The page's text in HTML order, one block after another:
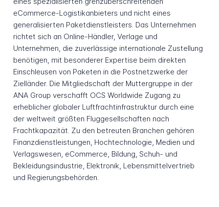
eCommerce-Logistikanbieters und nicht eines
generalisierten Paketdienstleisters. Das Unternehmen
richtet sich an Online-Händler, Verlage und
Unternehmen, die zuverlässige internationale Zustellung
benötigen, mit besonderer Expertise beim direkten
Einschleusen von Paketen in die Postnetzwerke der
Zielländer. Die Mitgliedschaft der Muttergruppe in der
ANA Group verschafft OCS Worldwide Zugang zu
erheblicher globaler Luftfrachtinfrastruktur durch eine
der weltweit größten Fluggesellschaften nach
Frachtkapazität. Zu den betreuten Branchen gehören
Finanzdienstleistungen, Hochtechnologie, Medien und
Verlagswesen, eCommerce, Bildung, Schuh- und
Bekleidungsindustrie, Elektronik, Lebensmittelvertrieb
und Regierungsbehörden.